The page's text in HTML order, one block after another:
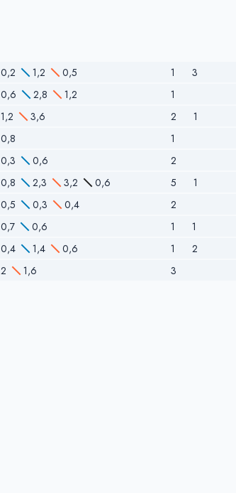
0,2 1,2 0,5 1 3
0,6 2,8 1,2 1
1,2 3,6 2 1
0,8 1
0,3 0,6 2
0,8 2,3 3,2 0,6 5 1
0,5 0,3 0,4 2
0,7 0,6 1 1
0,4 1,4 0,6 1 2
2 1,6 3